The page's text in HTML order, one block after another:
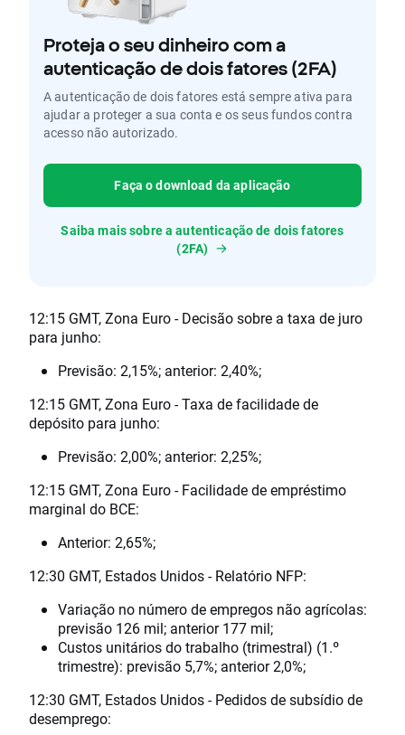
Proteja o seu dinheiro com a
autenticação de dois fatores (2FA)
A autenticação de dois fatores está sempre ativa para
ajudar a proteger a sua conta e os seus fundos contra
acesso não autorizado.
Faça o download da aplicação
Saiba mais sobre a autenticação de dois fatores
(2FA)
12:15 GMT, Zona Euro - Decisão sobre a taxa de juro
para junho:
Previsão: 2,15%; anterior: 2,40%;
12:15 GMT, Zona Euro - Taxa de facilidade de
depósito para junho:
Previsão: 2,00%; anterior: 2,25%;
12:15 GMT, Zona Euro - Facilidade de empréstimo
marginal do BCE:
Anterior: 2,65%;
12:30 GMT, Estados Unidos - Relatório NFP:
Variação no número de empregos não agrícolas:
previsão 126 mil; anterior 177 mil;
Custos unitários do trabalho (trimestral) (1.º
trimestre): previsão 5,7%; anterior 2,0%;
12:30 GMT, Estados Unidos - Pedidos de subsídio de
desemprego: